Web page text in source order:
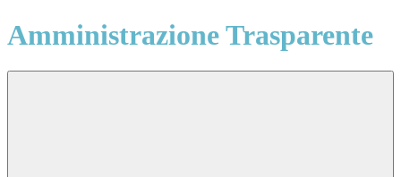
Amministrazione Trasparente